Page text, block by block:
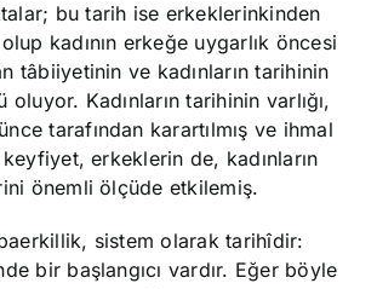
bu tarih ise erkeklerinkinden
kadının erkeğe uygarlık öncesi
tâbiiyetinin ve kadınların tarihinin
oluyor. Kadınların tarihinin varlığı,
tarafından karartılmış ve ihmal
erkeklerin de, kadınların
önemli ölçüde etkilemiş.
sistem olarak tarihîdir:
bir başlangıcı vardır. Eğer böyle